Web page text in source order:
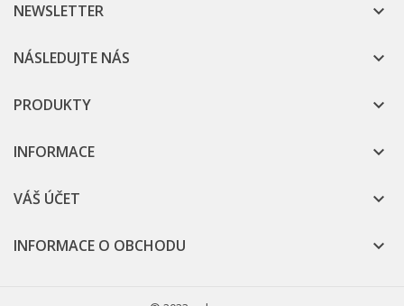
NEWSLETTER 
NÁSLEDUJTE NÁS 
PRODUKTY 
INFORMACE 
VÁŠ ÚČET 
INFORMACE O OBCHODU 